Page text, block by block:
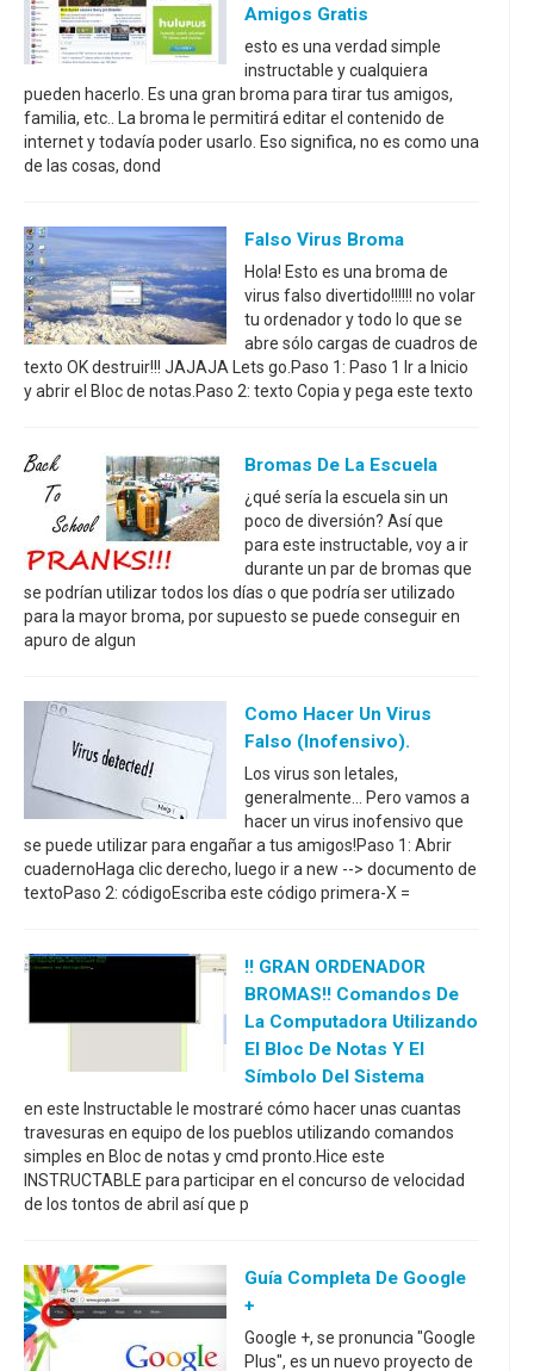
Amigos Gratis
esto es una verdad simple
instructable y cualquiera
pueden hacerlo. Es una gran broma para tirar tus amigos,
familia, etc.. La broma le permitirá editar el contenido de
internet y todavía poder usarlo. Eso significa, no es como una
de las cosas, dond
Falso Virus Broma
Hola! Esto es una broma de
virus falso divertido!!!!!! no volar
tu ordenador y todo lo que se
abre sólo cargas de cuadros de
texto OK destruir!!! JAJAJA Lets go.Paso 1: Paso 1 Ir a Inicio
y abrir el Bloc de notas.Paso 2: texto Copia y pega este texto
Bromas De La Escuela
¿qué sería la escuela sin un
poco de diversión? Así que
para este instructable, voy a ir
durante un par de bromas que
se podrían utilizar todos los días o que podría ser utilizado
para la mayor broma, por supuesto se puede conseguir en
apuro de algun
Como Hacer Un Virus
Falso (inofensivo).
Los virus son letales,
generalmente... Pero vamos a
hacer un virus inofensivo que
se puede utilizar para engañar a tus amigos!Paso 1: Abrir
cuadernoHaga clic derecho, luego ir a new --> documento de
textoPaso 2: códigoEscriba este código primera-X =
!! GRAN ORDENADOR
BROMAS!! Comandos De
La Computadora Utilizando
El Bloc De Notas Y El
Símbolo Del Sistema
en este Instructable le mostraré cómo hacer unas cuantas
travesuras en equipo de los pueblos utilizando comandos
simples en Bloc de notas y cmd pronto.Hice este
INSTRUCTABLE para participar en el concurso de velocidad
de los tontos de abril así que p
Guía Completa De Google
+
Google +, se pronuncia "Google
Plus", es un nuevo proyecto de